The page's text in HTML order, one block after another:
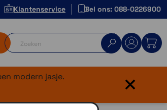
Klantenservice Bel ons: 088-0226900
modern jasje.
×